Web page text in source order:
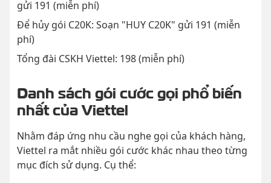
gửi 191 (miễn phí)
Để hủy gói C20K: Soạn "HUY C20K" gửi 191 (miễn
phí)
Tổng đài CSKH Viettel: 198 (miễn phí)
Danh sách gói cước gọi phổ biến
nhất của Viettel
Nhằm đáp ứng nhu cầu nghe gọi của khách hàng,
Viettel ra mắt nhiều gói cước khác nhau theo từng
mục đích sử dụng. Cụ thể: